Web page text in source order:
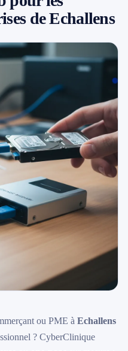
villes)
de Echallens
ou PME à Echallens
? CyberClinique